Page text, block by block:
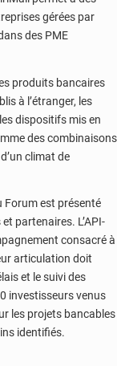
gérées par
des PME
produits bancaires
à l’étranger, les
dispositifs mis en
des combinaisons
climat de
Forum est présenté
partenaires. L’API-
consacré à
articulation doit
et le suivi des
investisseurs venus
les projets bancables
identifiés.